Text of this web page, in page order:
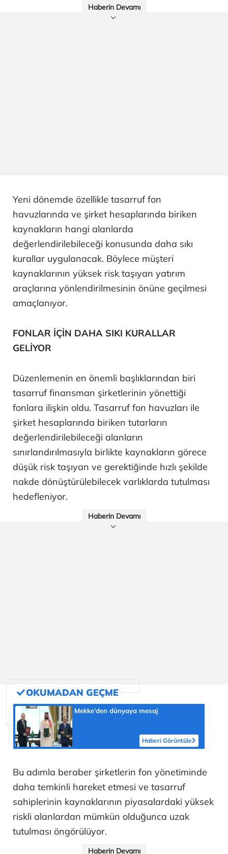
Haberin Devamı
Yeni dönemde özellikle tasarruf fon
havuzlarında ve şirket hesaplarında biriken
kaynakların hangi alanlarda
değerlendirilebileceği konusunda daha sıkı
kurallar uygulanacak. Böylece müşteri
kaynaklarının yüksek risk taşıyan yatırım
araçlarına yönlendirilmesinin önüne geçilmesi
amaçlanıyor.
FONLAR İÇİN DAHA SIKI KURALLAR
GELİYOR
Düzenlemenin en önemli başlıklarından biri
tasarruf finansman şirketlerinin yönettiği
fonlara ilişkin oldu. Tasarruf fon havuzları ile
şirket hesaplarında biriken tutarların
değerlendirilebileceği alanların
sınırlandırılmasıyla birlikte kaynakların görece
düşük risk taşıyan ve gerektiğinde hızlı şekilde
nakde dönüştürülebilecek varlıklarda tutulması
hedefleniyor.
Haberin Devamı
Mekke’den dünyaya mesaj
Haberi Görüntüle
Bu adımla beraber şirketlerin fon yönetiminde
daha temkinli hareket etmesi ve tasarruf
sahiplerinin kaynaklarının piyasalardaki yüksek
riskli alanlardan mümkün olduğunca uzak
tutulması öngörülüyor.
Haberin Devamı